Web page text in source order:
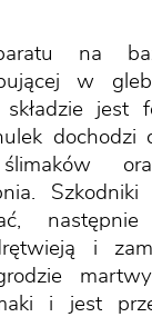
na
w
jest
dochodzi
Szkodniki
i
i jest